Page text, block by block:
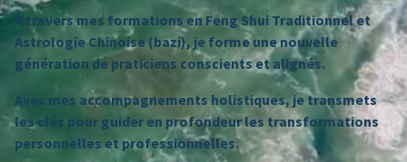
À travers mes formations en Feng Shui Traditionnel et
Astrologie Chinoise (bazi), je forme une nouvelle
génération de praticiens conscients et alignés.
Avec mes accompagnements holistiques, je transmets
les clés pour guider en profondeur les transformations
personnelles et professionnelles.